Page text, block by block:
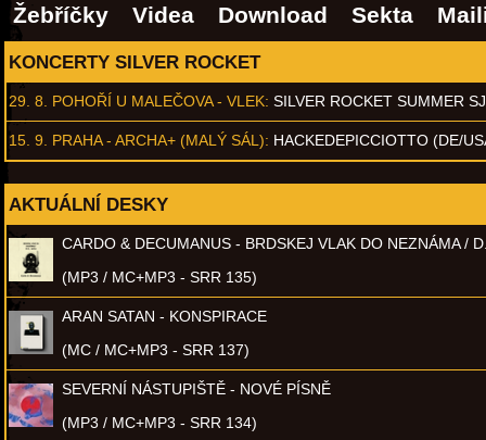
Žebříčky
Videa Download Sekta
KONCERTY SILVER ROCKET
29. 8. POHOŘÍ U MALEČOVA - VLEK: SILVER ROCKET SUMMER
15. 9. PRAHA - ARCHA+ (MALÝ SÁL): HACKEDEPICCIOTTO (DE/
AKTUÁLNÍ DESKY
CARDO & DECUMANUS - BRDSKEJ VLAK DO NEZNÁMA /
(MP3 / MC+MP3 - SRR 135)
ARAN SATAN - KONSPIRACE
(MC / MC+MP3 - SRR 137)
SEVERNÍ NÁSTUPIŠTĚ - NOVÉ PÍSNĚ
(MP3 / MC+MP3 - SRR 134)